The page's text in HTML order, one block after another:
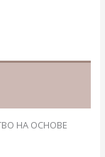
НА ОСНОВЕ